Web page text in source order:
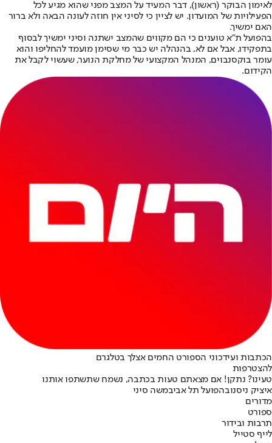
לאימון הבוקר (ראשון), דבר המעיד על המצב מפני שהוא מגיע לכל
הפעילויות של המועדון. יש לציין כי לסיני אין חוזה לעונה הבאה ולא ברור
האם ימשיך.
בהפועל ת"א טוענים כי הם מקווים שהמצב ישתנה וסיני ימשיך לבסוף
בתפקידו, אבל אם לא, בהנהלה יש כבר מי שסימן מועמד להחליפו והוא
עומר בוקסנבוים, המנהל המקצועי של מחלקת הנוער, שעשוי לקבל את
הקידום.
הכתבות ועידכוני הספורט החמים אצלך בטלגרם
להצטרפות
טעינו? נתקן! אם מצאתם טעות בכתבה, נשמח שתשתפו אותנו
איציק ניסנובהפועל תל אביבמשה סיני
מדורים
ספורט
תרבות ובידור
לייף סטייל